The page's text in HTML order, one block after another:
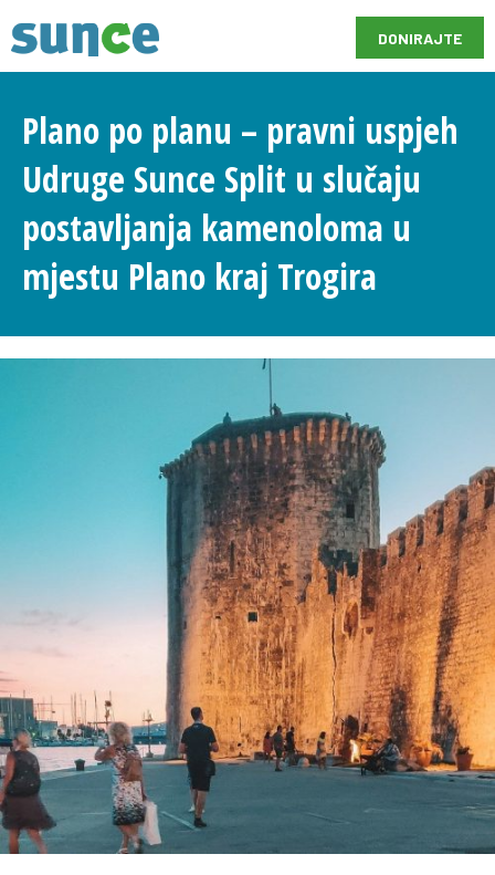
DONIRAJTE
Plano po planu – pravni uspjeh
Udruge Sunce Split u slučaju
postavljanja kamenoloma u
mjestu Plano kraj Trogira